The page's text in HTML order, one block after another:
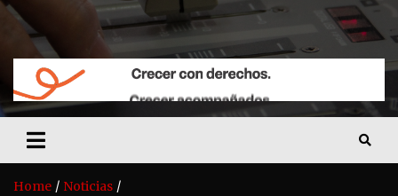
FM LIDER 104.1
Home
Noticias